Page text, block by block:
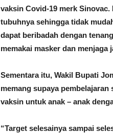
vaksin Covid-19 merk
tubuhnya sehingga tidak
dapat beribadah dengan
memakai masker dan
Sementara itu, Wakil Bupati
memang supaya
vaksin untuk anak – anak
“Target selesainya sampai